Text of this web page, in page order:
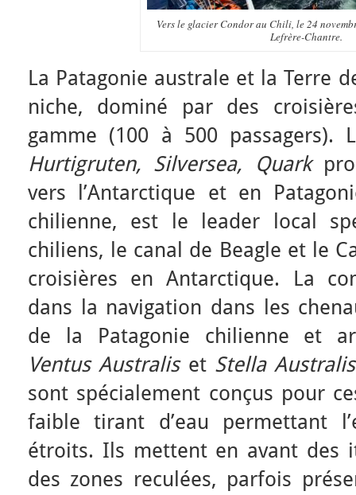
Vers le glacier Condor au Chili, le 24
Lefrère-Chantre.
La Patagonie australe et la Terre
niche, dominé par des
gamme (100 à 500 passagers).
Hurtigruten, Silversea, Quark
vers l’Antarctique et en
chilienne, est le leader local
chiliens, le canal de Beagle et le
croisières en Antarctique. La
dans la navigation dans les
de la Patagonie chilienne et
Ventus Australiset Stella
sont spécialement conçus pour
faible tirant d’eau permettant
étroits. Ils mettent en avant des
des zones reculées, parfois